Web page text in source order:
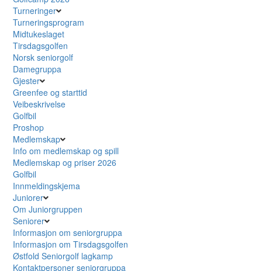
Turneringer
Turneringsprogram
Midtukeslaget
Tirsdagsgolfen
Norsk seniorgolf
Damegruppa
Gjester
Greenfee og starttid
Veibeskrivelse
Golfbil
Proshop
Medlemskap
Info om medlemskap og spill
Medlemskap og priser 2026
Golfbil
Innmeldingskjema
Juniorer
Om Juniorgruppen
Seniorer
Informasjon om seniorgruppa
Informasjon om Tirsdagsgolfen
Østfold Seniorgolf lagkamp
Kontaktpersoner seniorgruppa